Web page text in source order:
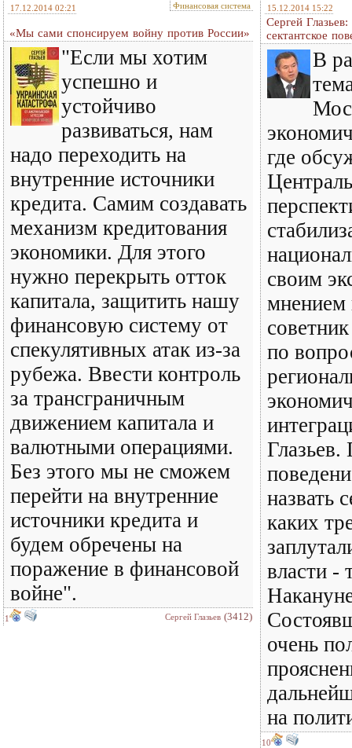
17.12.2014 02:21 Финансовая система
«Мы сами спонсируем войну против России»
"Если мы хотим
успешно и
устойчиво
развиваться, нам
надо переходить на
внутренние источники
кредита. Самим создавать
механизм кредитования
экономики. Для этого
нужно перекрыть отток
капитала, защитить нашу
финансовую систему от
спекулятивных атак из-за
рубежа. Ввести контроль
за трансграничным
движением капитала и
валютными операциями.
Без этого мы не сможем
перейти на внутренние
источники кредита и
будем обречены на
поражение в финансовой
войне".
1 Сергей Глазьев (3412)
15.12.2014 15:22
Сергей
сектантское
В
где
своим
мнением
по
назвать
каких
власти -
очень
на
10